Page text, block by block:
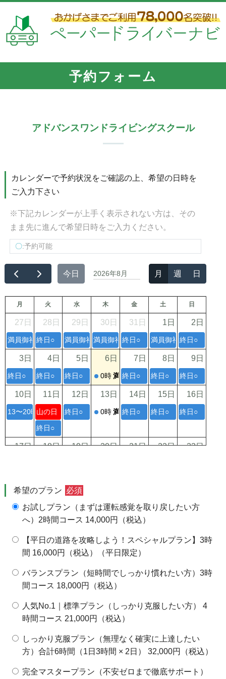
予約フォーム
アドバンスワンドライビングスクール
カレンダーで予約状況をご確認の上、希望の日時を
ご入力下さい
※下記カレンダーが上手く表示されない方は、その
まま先に進んで希望日時をご入力ください。
〇:予約可能
今日 2026年8月 月 週 日
月 火 水 木 金 土 日
27日
満員御礼
28日
終日○
29日
満員御礼
30日
満員御礼
31日
終日○
1日
満員御礼
2日
終日○
3日
終日○
4日
終日○
5日
終日○
6日
0時 満員御礼
7日
終日○
8日
終日○
9日
終日○
10日
13〜20時○
11日
山の日
終日○
12日
終日○
13日
0時 満員御礼
14日
終日○
15日
終日○
16日
終日○
17日 18日 19日 20日 21日 22日 23日
31日
終日○
1日 2日 3日 4日
希望のプラン 必須
お試しプラン（まずは運転感覚を取り戻したい方
へ）2時間コース 14,000円（税込）
【平日の道路を攻略しよう！スペシャルプラン】3時
間 16,000円（税込）（平日限定）
バランスプラン（短時間でしっかり慣れたい方）3時
間コース 18,000円（税込）
人気No.1｜標準プラン（しっかり克服したい方） 4
時間コース 21,000円（税込）
しっかり克服プラン（無理なく確実に上達したい
方）合計6時間（1日3時間 × 2日） 32,000円（税込）
完全マスタープラン（不安ゼロまで徹底サポート）